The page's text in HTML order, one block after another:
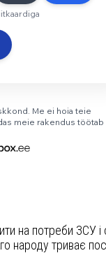
на потреби ЗСУ
народу триває